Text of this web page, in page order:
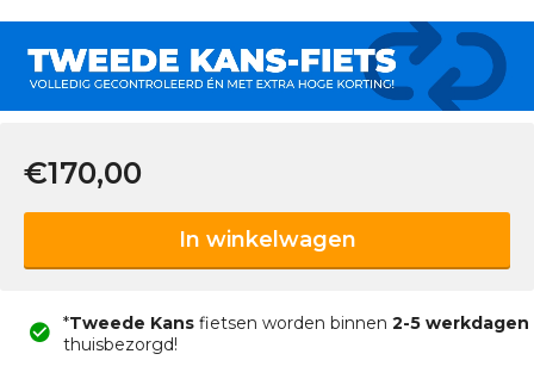
€170,00
In winkelwagen
*Tweede Kansfietsen worden binnen 2-5 werkdagen
thuisbezorgd!